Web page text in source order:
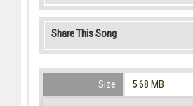
Share This Song
Size 5.68 MB